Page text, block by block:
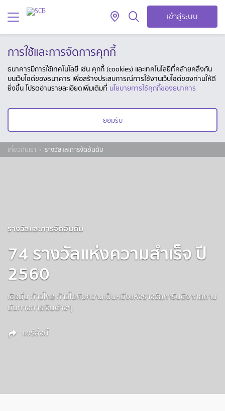
เข้าสู่ระบบ
การใช้และการจัดการคุกกี้
ธนาคารมีการใช้เทคโนโลยี เช่น คุกกี้ (cookies) และเทคโนโลยีที่คล้ายคลึงกัน
บนเว็บไซต์ของธนาคาร เพื่อสร้างประสบการณ์การใช้งานเว็บไซต์ของท่านให้ดี
ยิ่งขึ้น โปรดอ่านรายละเอียดเพิ่มเติมที่ นโยบายการใช้คุกกี้ของธนาคาร
ยอมรับ
เกี่ยวกับเรา รางวัลและการจัดอันดับ
รางวัลและการจัดอันดับ
74 รางวัลแห่งความสำเร็จ ปี
2560
เชื่อมั่น ก้าวไกล ก้าวไปกับความเป็นหนึ่งแห่งรางวัลการันตีจากสถาน
บันทางการเงินต่างๆ
แชร์สิ่งนี้